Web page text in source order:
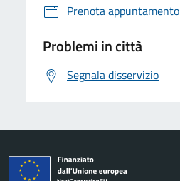
Prenota appuntamento
Problemi in città
Segnala disservizio